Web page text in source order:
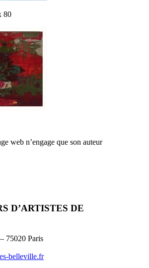
80
web n’engage que son auteur
D’ARTISTES DE
75020 Paris
belleville.fr